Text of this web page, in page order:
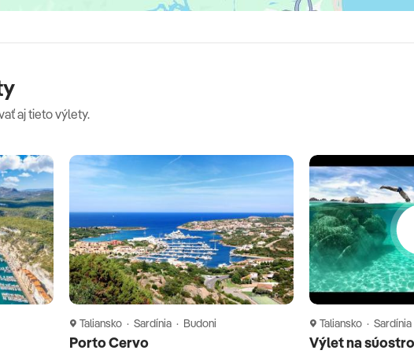
aj tieto výlety.
Taliansko · Sardínia · Budoni
Porto Cervo
Taliansko ·
Výlet na